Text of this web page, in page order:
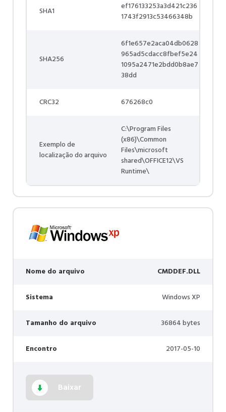
SHA1
ef176133253a3d421c236
1743f2913c53466348b
SHA256
6f1e657e2aca04db0628
965ad5cdacc8fbef5e24
1095a2471e2bdd0b8ae7
38dd
CRC32 676268c0
Exemplo de
localização do arquivo
C:\Program Files
(x86)\Common
Files\microsoft
shared\OFFICE12\VS
Runtime\
Nome do arquivo CMDDEF.DLL
Sistema Windows XP
Tamanho do arquivo 36864 bytes
Encontro 2017-05-10
Baixar